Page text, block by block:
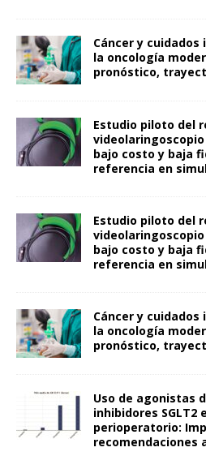
Cáncer y
la oncología
pronóstico,
Estudio piloto del
bajo costo y baja
referencia en
Estudio piloto del
bajo costo y baja
referencia en
Cáncer y
la oncología
pronóstico,
Uso de agonistas
inhibidores SGLT2
perioperatorio:
recomendaciones